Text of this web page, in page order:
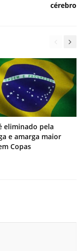
cérebro
eliminado pela
e amarga maior
Copas